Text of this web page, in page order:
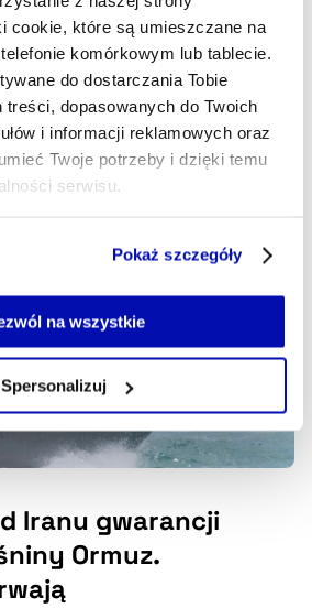
cookie, które są umieszczane na
komórkowym lub tablecie.
do dostarczania Tobie
dopasowanych do Twoich
i informacji reklamowych oraz
Twoje potrzeby i dzięki temu
serwisu.
na zapisywanie plików cookie,
swoimi uprawnieniami, np. we
internetowej lub po wybraniu opcji
.
Pokaż szczegóły
na wszystkie
Spersonalizuj
zapewniają Irańczycy, ogłaszając
Amerykanie zapewniają, że
żeglugi.
Iranu gwarancji
Ormuz.